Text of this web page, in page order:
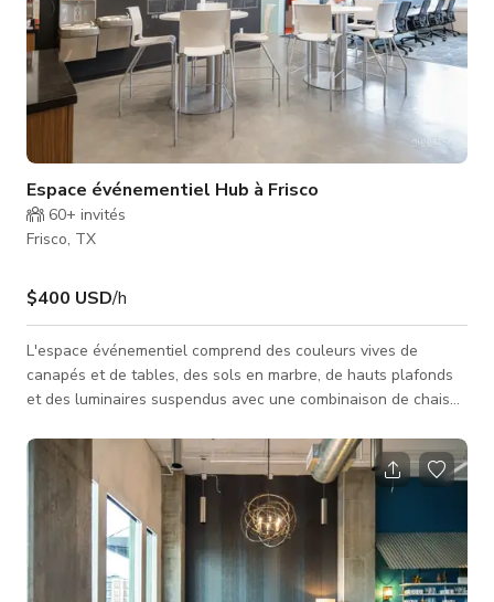
Espace événementiel Hub à Frisco
60+ invités
Frisco, TX
$400 USD/h
L'espace événementiel comprend des couleurs vives de
canapés et de tables, des sols en marbre, de hauts plafonds
et des luminaires suspendus avec une combinaison de chaises
Capacité assise 35 - Capacité debout uniquement 100 - TV
avec connexion sans fil - Espace privé / mur modulaire - Café
communautaire / salle de pause - Gestionnaire
communautaire sur place + services de conciergerie -
Nourriture et boissons extérieures aut